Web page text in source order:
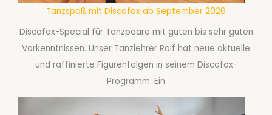
Tanzspaß mit Discofox ab September 2026
Discofox-Special für Tanzpaare mit guten bis sehr guten
Vorkenntnissen. Unser Tanzlehrer Rolf hat neue aktuelle
und raffinierte Figurenfolgen in seinem Discofox-
Programm. Ein